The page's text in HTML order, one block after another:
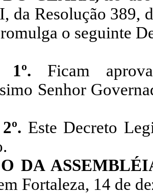
da Resolução 389,
o seguinte
1º. Ficam
Senhor
Este Decreto
DA
Fortaleza, 14 de